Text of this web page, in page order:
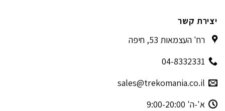
יצירת קשר
רח' העצמאות 53, חיפה
04-8332331
sales@trekomania.co.il
א'-ה' 9:00-20:00